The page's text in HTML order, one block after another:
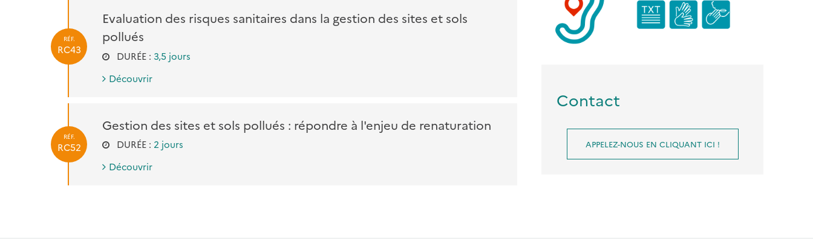
RÉF.
RC43
Evaluation des risques sanitaires dans la gestion des sites et sols
pollués
DURÉE : 3,5 jours
Découvrir
RÉF.
RC52
Gestion des sites et sols pollués : répondre à l'enjeu de renaturation
DURÉE : 2 jours
Découvrir
Contact
APPELEZ-NOUS EN CLIQUANT ICI !